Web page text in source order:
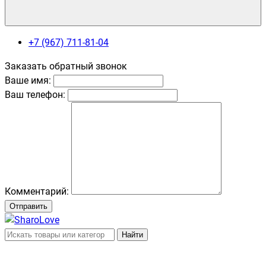
+7 (967) 711-81-04
Заказать обратный звонок
Ваше имя:
Ваш телефон:
Комментарий:
Отправить
Найти